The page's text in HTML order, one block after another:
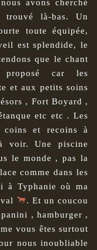
avons cherché
trouvé là-bas. Un
toute équipée,
est splendide, le
que le chant
proposé car les
et aux petits soins
, Fort Boyard ,
etc etc . Les
coins et recoins à
voir. Une piscine
le monde , pas la
comme dans les
à Typhanie où ma
. Et un coucou
, hamburger ,
vous êtes surtout
nous inoubliable